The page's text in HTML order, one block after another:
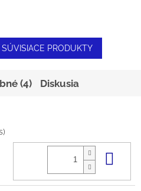
PRODUKTY
(4) Diskusia